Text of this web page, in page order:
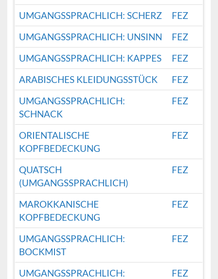
UMGANGSSPRACHLICH: SCHERZ
FEZ
UMGANGSSPRACHLICH: UNSINN
FEZ
UMGANGSSPRACHLICH: KAPPES
FEZ
ARABISCHES KLEIDUNGSSTÜCK
FEZ
UMGANGSSPRACHLICH:
SCHNACK
FEZ
ORIENTALISCHE
KOPFBEDECKUNG
FEZ
QUATSCH
(UMGANGSSPRACHLICH)
FEZ
MAROKKANISCHE
KOPFBEDECKUNG
FEZ
UMGANGSSPRACHLICH:
BOCKMIST
FEZ
UMGANGSSPRACHLICH:
FEZ